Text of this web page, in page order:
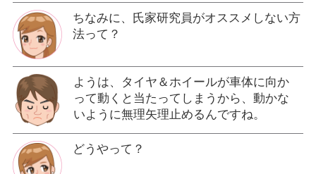
ちなみに、氏家研究員がオススメしない方
法って？
ようは、タイヤ＆ホイールが車体に向か
って動くと当たってしまうから、動かな
いように無理矢理止めるんですね。
どうやって？